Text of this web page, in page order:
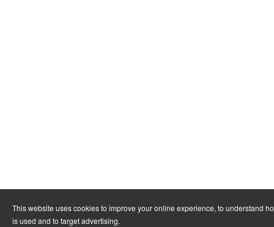
This website uses cookies to improve your online experience, to understand
is used and to target advertising.